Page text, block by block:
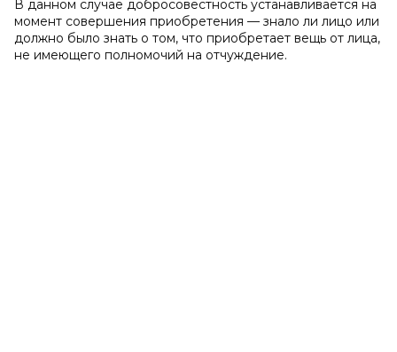
В данном случае добросовестность устанавливается на
момент совершения приобретения — знало ли лицо или
должно было знать о том, что приобретает вещь от лица,
не имеющего полномочий на отчуждение.